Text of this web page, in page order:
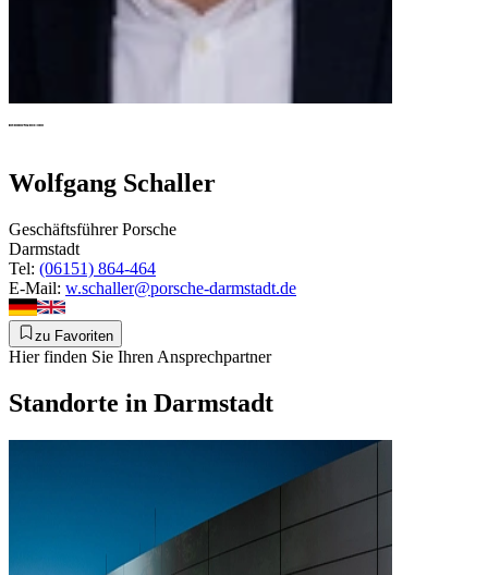
Wolfgang Schaller
Geschäftsführer Porsche
Darmstadt
Tel: (06151) 864-464
E-Mail: w.schaller@porsche-darmstadt.de
zu Favoriten
Hier finden Sie Ihren Ansprechpartner
Standorte in Darmstadt